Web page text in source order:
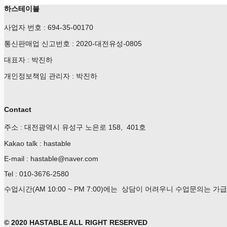
하스테이블
사업자 번호 : 694-35-00170
통신판매업 신고번호 : 2020-대전유성-0805
대표자 : 박진하
개인정보책임 관리자 : 박진하
Contact
주소 : 대전광역시 유성구 노은로 158, 401호
Kakao talk : hastable
E-mail : hastable@naver.com
Tel : 010-3676-2580
수업시간(AM 10:00 ~ PM 7:00)에는 상담이 어려우니 수업문의는 가
© 2020 HASTABLE ALL RIGHT RESERVED